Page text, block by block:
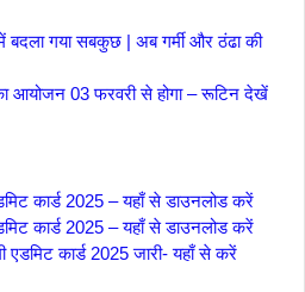
बदला गया सबकुछ | अब गर्मी और ठंढा की
का आयोजन 03 फरवरी से होगा – रूटिन देखें
कार्ड 2025 – यहाँ से डाउनलोड करें
कार्ड 2025 – यहाँ से डाउनलोड करें
एडमिट कार्ड 2025 जारी- यहाँ से करें